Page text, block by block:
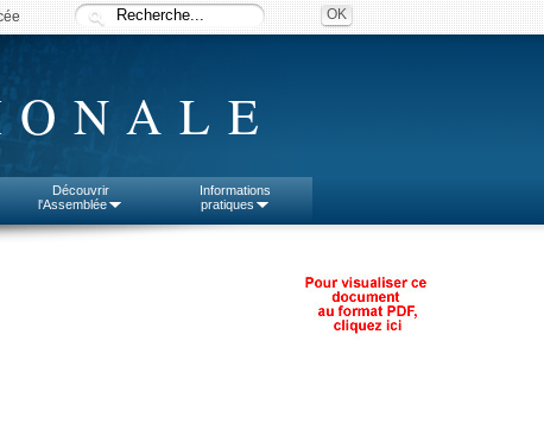
Découvrir
l'Assemblée
Informations
pratiques